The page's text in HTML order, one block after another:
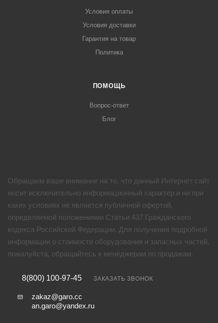
Условия оплаты
Условия доставки
Гарантия на товар
Политика
ПОМОЩЬ
Вопрос-ответ
Блог
Обращаем ваше внимание на то, что данный Интернет сайт
носит исключительно информационный характер и ни при
каких условиях не является публичной офертой,
определяемой положениями Статьи 437 Гражданского
кодекса Российской Федерации. Для получения подробной
информации о стоимости оборудования и запасных частей,
пожалуйста, обращайтесь к менеджерам по продажам.
8(800) 100-97-45 ЗАКАЗАТЬ ЗВОНОК
zakaz@garo.cc
an.garo@yandex.ru